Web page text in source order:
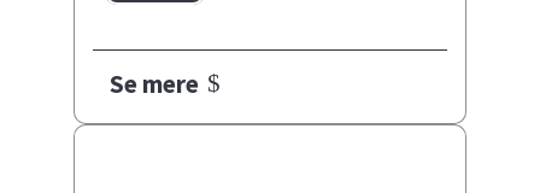
Se mere